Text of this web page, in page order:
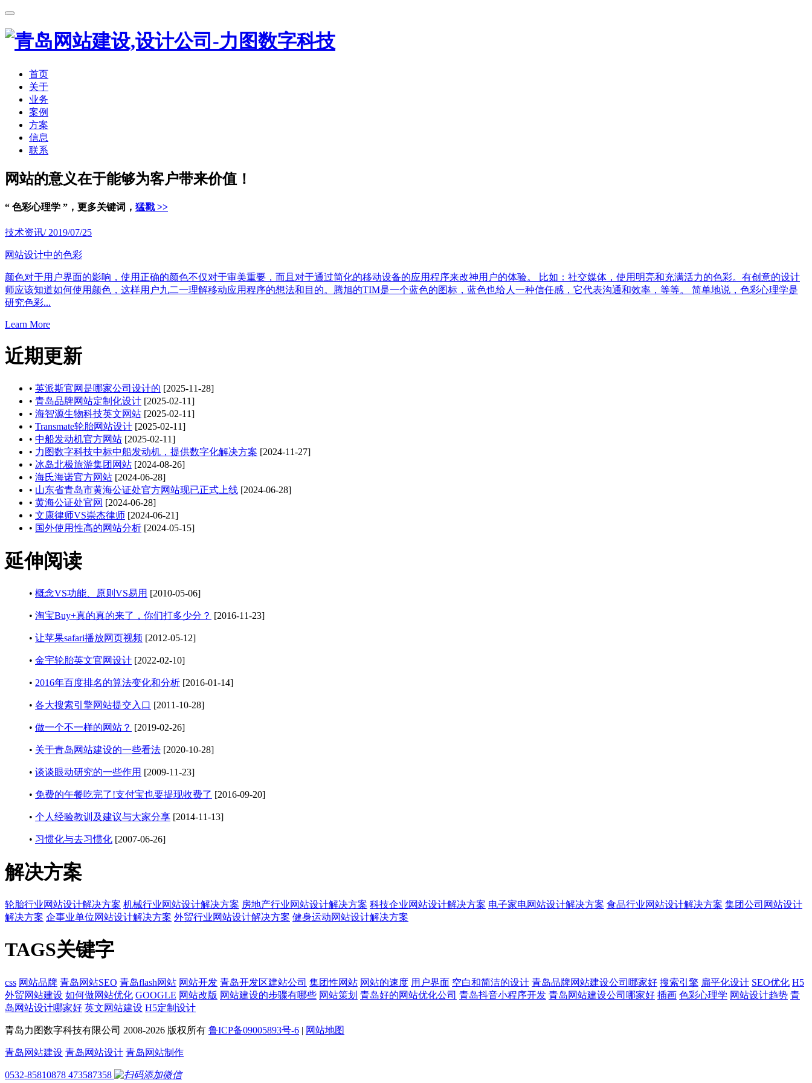
首页
关于
业务
案例
方案
信息
联系
网站的意义在于能够为客户带来价值！
“ 色彩心理学 ”，更多关键词， 猛戳 >>
技术资讯/ 2019/07/25
网站设计中的色彩
颜色对于用户界面的影响，使用正确的颜色不仅对于审美重要，而且对于通过简化的移动设备的应用程序来改神用户的体验。 比如：社交媒体，使用明亮和充满活力的色彩。有创意的设计
师应该知道如何使用颜色，这样用户九二一理解移动应用程序的想法和目的。腾旭的TIM是一个蓝色的图标，蓝色也给人一种信任感，它代表沟通和效率，等等。 简单地说，色彩心理学是
研究色彩...
Learn More
近期更新
• 英派斯官网是哪家公司设计的 [2025-11-28]
• 青岛品牌网站定制化设计 [2025-02-11]
• 海智源生物科技英文网站 [2025-02-11]
• Transmate轮胎网站设计 [2025-02-11]
• 中船发动机官方网站 [2025-02-11]
• 力图数字科技中标中船发动机，提供数字化解决方案 [2024-11-27]
• 冰岛北极旅游集团网站 [2024-08-26]
• 海氏海诺官方网站 [2024-06-28]
• 山东省青岛市黄海公证处官方网站现已正式上线 [2024-06-28]
• 黄海公证处官网 [2024-06-28]
• 文康律师VS崇杰律师 [2024-06-21]
• 国外使用性高的网站分析 [2024-05-15]
延伸阅读
• 概念VS功能、原则VS易用 [2010-05-06]
• 淘宝Buy+真的真的来了，你们打多少分？ [2016-11-23]
• 让苹果safari播放网页视频 [2012-05-12]
• 金宇轮胎英文官网设计 [2022-02-10]
• 2016年百度排名的算法变化和分析 [2016-01-14]
• 各大搜索引擎网站提交入口 [2011-10-28]
• 做一个不一样的网站？ [2019-02-26]
• 关于青岛网站建设的一些看法 [2020-10-28]
• 谈谈眼动研究的一些作用 [2009-11-23]
• 免费的午餐吃完了!支付宝也要提现收费了 [2016-09-20]
• 个人经验教训及建议与大家分享 [2014-11-13]
• 习惯化与去习惯化 [2007-06-26]
解决方案
轮胎行业网站设计解决方案 机械行业网站设计解决方案 房地产行业网站设计解决方案 科技企业网站设计解决方案 电子家电网站设计解决方案 食品行业网站设计解决方案 集团公司网站设计
解决方案 企事业单位网站设计解决方案 外贸行业网站设计解决方案 健身运动网站设计解决方案
TAGS关键字
css 网站品牌 青岛网站SEO 青岛flash网站 网站开发 青岛开发区建站公司 集团性网站 网站的速度 用户界面 空白和简洁的设计 青岛品牌网站建设公司哪家好 搜索引擎 扁平化设计 SEO优化 H5
外贸网站建设 如何做网站优化 GOOGLE 网站改版 网站建设的步骤有哪些 网站策划 青岛好的网站优化公司 青岛抖音小程序开发 青岛网站建设公司哪家好 插画 色彩心理学 网站设计趋势 青
岛网站设计哪家好 英文网站建设 H5定制设计
青岛力图数字科技有限公司 2008-2026 版权所有 鲁ICP备09005893号-6 | 网站地图
青岛网站建设 青岛网站设计 青岛网站制作
0532-85810878 473587358